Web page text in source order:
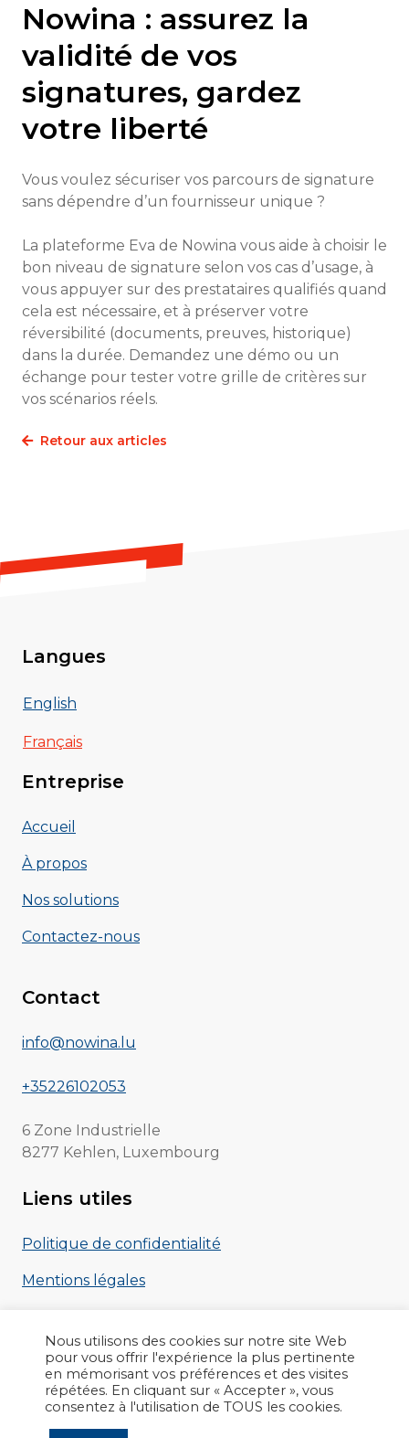
Nowina : assurez la
validité de vos
signatures, gardez
votre liberté
Vous voulez sécuriser vos parcours de signature
sans dépendre d’un fournisseur unique ?
La plateforme Eva de Nowina vous aide à choisir le
bon niveau de signature selon vos cas d’usage, à
vous appuyer sur des prestataires qualifiés quand
cela est nécessaire, et à préserver votre
réversibilité (documents, preuves, historique)
dans la durée. Demandez une démo ou un
échange pour tester votre grille de critères sur
vos scénarios réels.
Retour aux articles
Nous utilisons des cookies sur notre site Web
pour vous offrir l'expérience la plus pertinente
en mémorisant vos préférences et des visites
répétées. En cliquant sur « Accepter », vous
consentez à l'utilisation de TOUS les cookies.
Langues
English
Français
Entreprise
Accueil
À propos
Nos solutions
Contactez-nous
Contact
info@nowina.lu
+35226102053
6 Zone Industrielle
8277 Kehlen, Luxembourg
Liens utiles
Politique de confidentialité
Mentions légales
Copyright © 2022 nowina.lu